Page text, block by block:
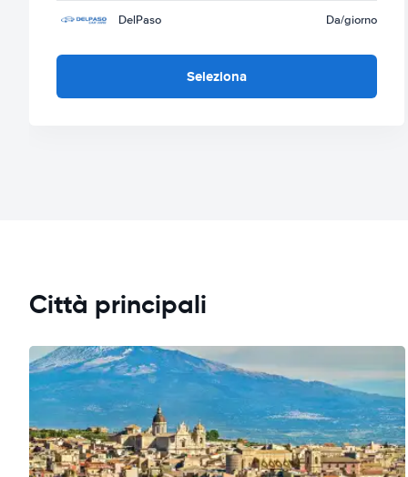
DelPaso Da/giorno
Seleziona
Città principali